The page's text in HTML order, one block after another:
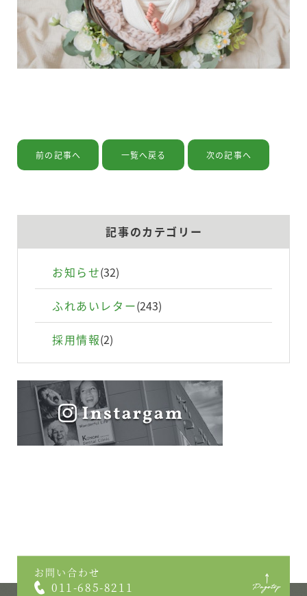
設備の紹介
お問い合わせ
利用規約
前の記事へ 一覧へ戻る 次の記事へ
記事のカテゴリー
お知らせ(32)
ふれあいレター(243)
採用情報(2)
お問い合わせ
011-685-8211